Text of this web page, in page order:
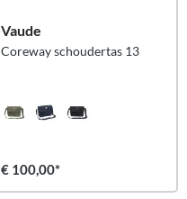
Vaude
Coreway schoudertas 13
€ 100,00*